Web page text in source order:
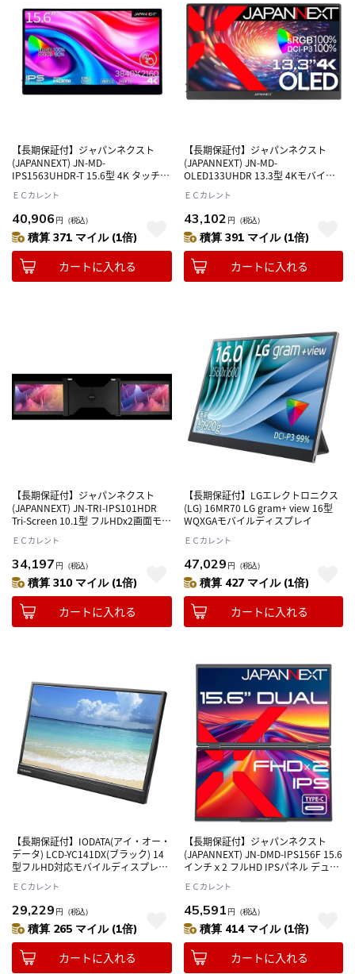
【長期保証付】ジャパンネクスト
(JAPANNEXT) JN-MD-
IPS1563UHDR-T 15.6型 4K タッチ対
ＥＣカレント
40,906 円 （税込）
積算 371 マイル (1倍)
カートに入れる
【長期保証付】ジャパンネクスト
(JAPANNEXT) JN-MD-
OLED133UHDR 13.3型 4Kモバイル
ＥＣカレント
43,102 円 （税込）
積算 391 マイル (1倍)
カートに入れる
【長期保証付】ジャパンネクスト
(JAPANNEXT) JN-TRI-IPS101HDR
Tri-Screen 10.1型 フルHDx2画面モバ
ＥＣカレント
34,197 円 （税込）
積算 310 マイル (1倍)
カートに入れる
【長期保証付】LGエレクトロニクス
(LG) 16MR70 LG gram+ view 16型
WQXGAモバイルディスプレイ
ＥＣカレント
47,029 円 （税込）
積算 427 マイル (1倍)
カートに入れる
【長期保証付】IODATA(アイ・オー・
データ) LCD-YC141DX(ブラック) 14
型フルHD対応モバイルディスプレイ
ＥＣカレント
29,229 円 （税込）
積算 265 マイル (1倍)
カートに入れる
【長期保証付】ジャパンネクスト
(JAPANNEXT) JN-DMD-IPS156F 15.6
インチｘ2 フルHD IPSパネル デュア
ＥＣカレント
45,591 円 （税込）
積算 414 マイル (1倍)
カートに入れる